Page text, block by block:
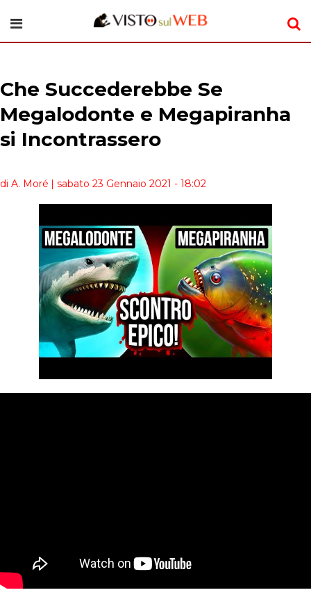
Che Succederebbe Se
Megalodonte e Megapiranha
si Incontrassero
di A. Moré | sabato 23 Gennaio 2021 - 18:02